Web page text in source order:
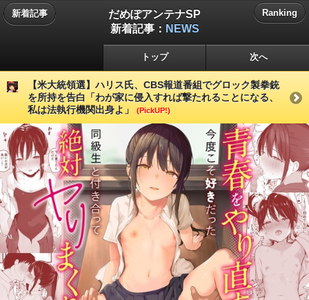
新着記事
だめぽアンテナSP
新着記事： NEWS
Ranking
トップ 次へ
【米大統領選】ハリス氏、CBS報道番組でグロック製拳銃
を所持を告白「わが家に侵入すれば撃たれることになる、
私は法執行機関出身よ」
(PickUP!)